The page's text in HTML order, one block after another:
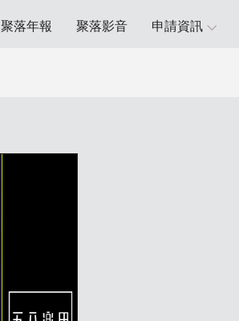
聚落年報 聚落影音 申請資訊